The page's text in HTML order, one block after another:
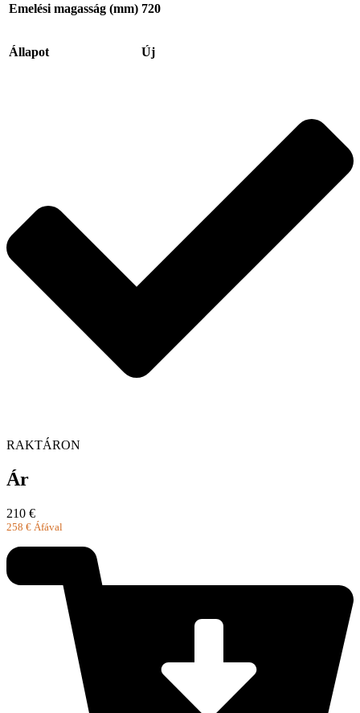
Emelési magasság (mm) 720
Állapot Új
RAKTÁRON
Ár
210 €
258 € Áfával